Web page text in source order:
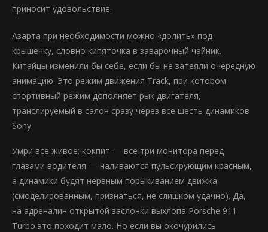
приносит удовольствие.
Азарта при необходимости можно «долить» под
крышечку, словно кипяточка в заварочный чайник.
Китайцы изменили бы себе, если бы не затеяли очередную
анимацию. Это режим движения Track, при котором
спортивный режим дополняет рык двигателя,
транслируемый в салон сразу через все шесть динамиков
Sony.
Умри все живое: кокпит — все три монитора перед
глазами водителя — наливаются пульсирующим красным,
а динамики будят нервным порыкиванием движка
(смоделированным, признаться, не слишком удачно). Да,
на адреналин открытой заслонки выхлопа Porsche 911
Turbo это походит мало. Но если вы окочурились